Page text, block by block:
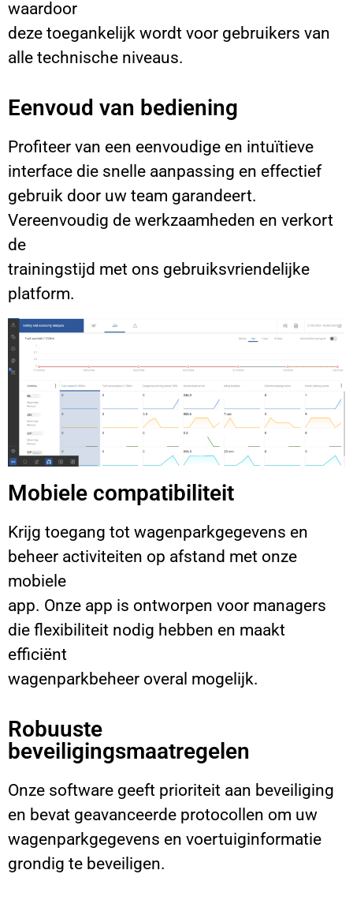
waardoor
deze toegankelijk wordt voor gebruikers van
alle technische niveaus.
Eenvoud van bediening
Profiteer van een eenvoudige en intuïtieve
interface die snelle aanpassing en effectief
gebruik door uw team garandeert.
Vereenvoudig de werkzaamheden en verkort
de
trainingstijd met ons gebruiksvriendelijke
platform.
Mobiele compatibiliteit
Krijg toegang tot wagenparkgegevens en
beheer activiteiten op afstand met onze
mobiele
app. Onze app is ontworpen voor managers
die flexibiliteit nodig hebben en maakt
efficiënt
wagenparkbeheer overal mogelijk.
Robuuste
beveiligingsmaatregelen
Onze software geeft prioriteit aan beveiliging
en bevat geavanceerde protocollen om uw
wagenparkgegevens en voertuiginformatie
grondig te beveiligen.